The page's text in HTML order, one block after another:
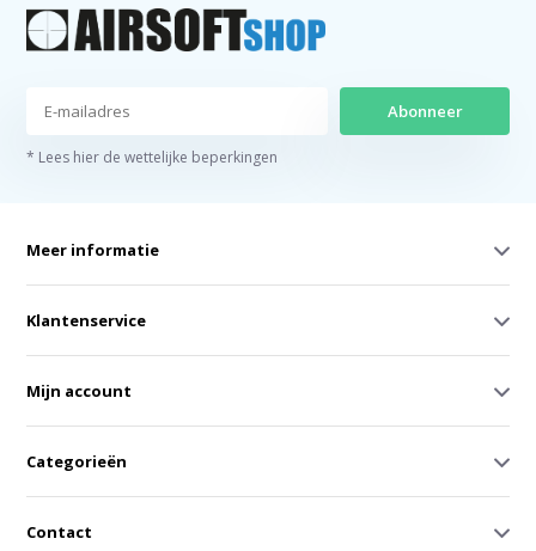
Abonneer
* Lees hier de wettelijke beperkingen
Meer informatie
Klantenservice
Mijn account
Categorieën
Contact